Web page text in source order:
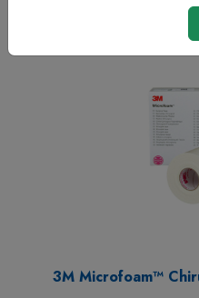
3M Microfoam™